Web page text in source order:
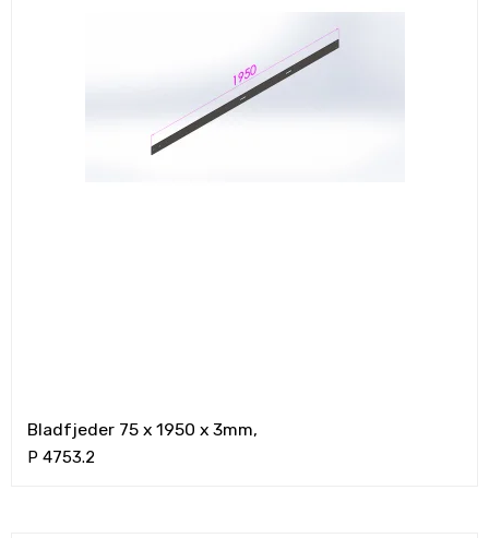
Bladfjeder 75 x 1950 x 3mm,
P 4753.2